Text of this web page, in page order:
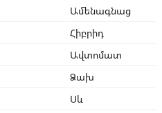
Ամենագնաց
Հիբրիդ
Ավտոմատ
Ձախ
Սև